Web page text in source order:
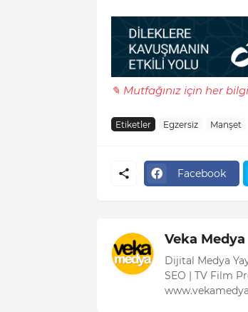
✎ Mutfağınız için her
Etiketler Egzersiz Manşet
Facebook
Veka Medya
Dijital Medya
SEO | TV Film